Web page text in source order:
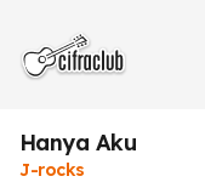
Hanya Aku
J-rocks